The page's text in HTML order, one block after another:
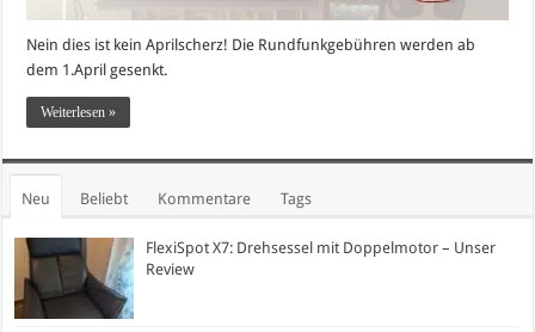
Nein dies ist kein Aprilscherz! Die Rundfunkgebühren werden ab
dem 1.April gesenkt.
Weiterlesen »
Neu Beliebt Kommentare Tags
FlexiSpot X7: Drehsessel mit Doppelmotor – Unser
Review